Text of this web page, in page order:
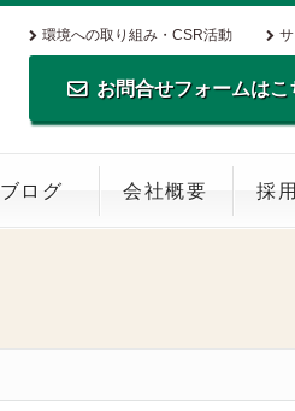
環境への取り組み・CSR活動
お問合せフォームはこ
TEL.0795-35-0516 FAX.0795-
0269
ブログ 会社概要 採